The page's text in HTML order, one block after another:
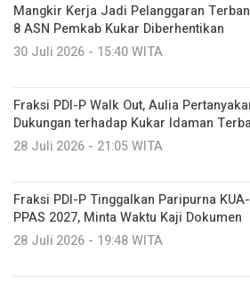
Mangkir Kerja Jadi Pelanggaran
8 ASN Pemkab Kukar Diberhentikan
30 Juli 2026 - 15:40 WITA
Fraksi PDI-P Walk Out, Aulia
Dukungan terhadap Kukar Idaman
28 Juli 2026 - 21:05 WITA
Fraksi PDI-P Tinggalkan Paripurna KUA-
PPAS 2027, Minta Waktu Kaji Dokumen
28 Juli 2026 - 19:48 WITA